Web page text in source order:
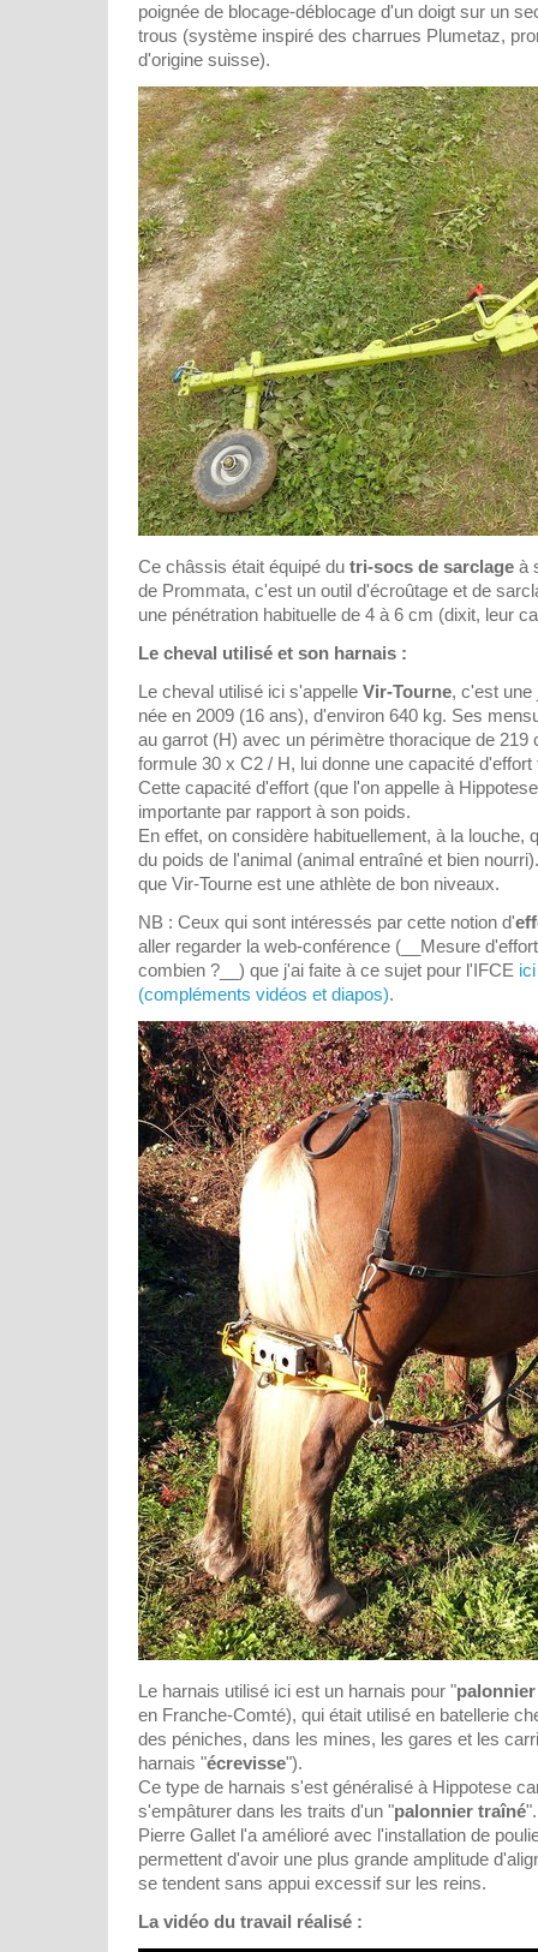
poignée de blocage-déblocage d'un doigt sur un
trous (système inspiré des charrues Plumetaz,
d'origine suisse).
Ce châssis était équipé du tri-socs de sarclage à
de Prommata, c'est un outil d'écroûtage et de
une pénétration habituelle de 4 à 6 cm (dixit, leur
Le cheval utilisé et son harnais :
Le cheval utilisé ici s'appelle Vir-Tourne, c'est une
née en 2009 (16 ans), d'environ 640 kg. Ses
au garrot (H) avec un périmètre thoracique de 219
formule 30 x C2 / H, lui donne une capacité
Cette capacité d'effort (que l'on appelle à
importante par rapport à son poids.
En effet, on considère habituellement, à la louche,
du poids de l'animal (animal entraîné et bien
que Vir-Tourne est une athlète de bon niveaux.
NB : Ceux qui sont intéressés par cette notion d'
aller regarder la web-conférence (__Mesure
combien ?__) que j'ai faite à ce sujet pour l'IFCE
(compléments vidéos et diapos).
Le harnais utilisé ici est un harnais pour "
en Franche-Comté), qui était utilisé en batellerie
des péniches, dans les mines, les gares et les
harnais "écrevisse").
Ce type de harnais s'est généralisé à Hippotese
s'empâturer dans les traits d'un "palonnier traîné".
Pierre Gallet l'a amélioré avec l'installation de
permettent d'avoir une plus grande amplitude
se tendent sans appui excessif sur les reins.
La vidéo du travail réalisé :